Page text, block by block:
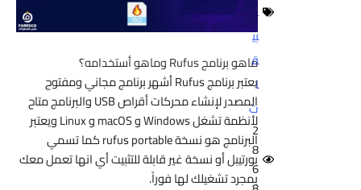
ط
ق
ت
6
ماهو برنامج Rufus وماهو أستخدامه؟
يعتبر برنامج Rufus أشهر برنامج مجاني ومفتوح
المصدر لإنشاء محركات أقراص USB والبرنامج متاح
لأنظمة تشغل Windows و macOS و Linux ويعتبر
البرنامج هو نسخة
rufus portable كما تسمي
بورتيبل أو نسخة غير قابلة للتثبيت أي انها تعمل معك
بمجرد تشغيلك لها فوراً.